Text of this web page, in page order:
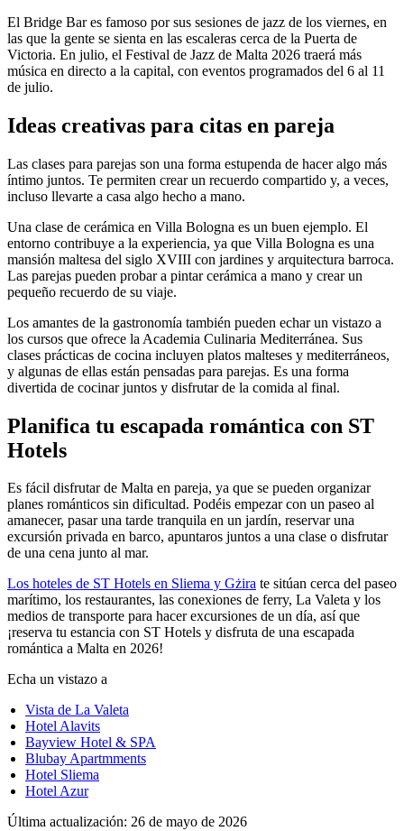
El Bridge Bar es famoso por sus sesiones de jazz de los viernes, en
las que la gente se sienta en las escaleras cerca de la Puerta de
Victoria. En julio, el Festival de Jazz de Malta 2026 traerá más
música en directo a la capital, con eventos programados del 6 al 11
de julio.
Ideas creativas para citas en pareja
Las clases para parejas son una forma estupenda de hacer algo más
íntimo juntos. Te permiten crear un recuerdo compartido y, a veces,
incluso llevarte a casa algo hecho a mano.
Una clase de cerámica en Villa Bologna es un buen ejemplo. El
entorno contribuye a la experiencia, ya que Villa Bologna es una
mansión maltesa del siglo XVIII con jardines y arquitectura barroca.
Las parejas pueden probar a pintar cerámica a mano y crear un
pequeño recuerdo de su viaje.
Los amantes de la gastronomía también pueden echar un vistazo a
los cursos que ofrece la Academia Culinaria Mediterránea. Sus
clases prácticas de cocina incluyen platos malteses y mediterráneos,
y algunas de ellas están pensadas para parejas. Es una forma
divertida de cocinar juntos y disfrutar de la comida al final.
Planifica tu escapada romántica con ST
Hotels
Es fácil disfrutar de Malta en pareja, ya que se pueden organizar
planes románticos sin dificultad. Podéis empezar con un paseo al
amanecer, pasar una tarde tranquila en un jardín, reservar una
excursión privada en barco, apuntaros juntos a una clase o disfrutar
de una cena junto al mar.
Los hoteles de ST Hotels en Sliema y Gżira te sitúan cerca del paseo
marítimo, los restaurantes, las conexiones de ferry, La Valeta y los
medios de transporte para hacer excursiones de un día, así que
¡reserva tu estancia con ST Hotels y disfruta de una escapada
romántica a Malta en 2026!
Echa un vistazo a
Vista de La Valeta
Hotel Alavits
Bayview Hotel & SPA
Blubay Apartmments
Hotel Sliema
Hotel Azur
Última actualización: 26 de mayo de 2026